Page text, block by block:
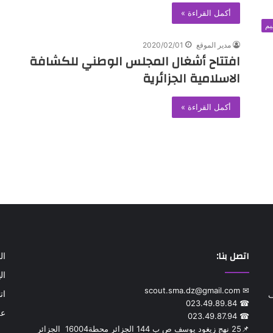
أكمل القراءة »
مدير الموقع 2020/02/01
افتتاح أشغال المجلس الوطني للكشافة
الاسلامية الجزائرية
أكمل القراءة »
اتصل بنا:
✉ scout.sma.dz@gmail.com
☎ 023.49.89.84
☎ 023.49.87.94
📌‎25 نهج زيغود يوسف ص ب 144 الجزائر محطة‎ 16004 الجزائر